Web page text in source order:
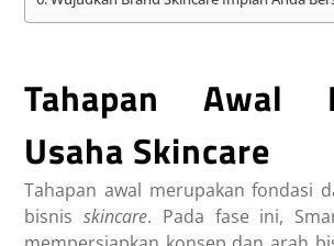
Tahapan Awal
Usaha Skincare
Tahapan awal merupakan fondasi
bisnis skincare. Pada fase ini,